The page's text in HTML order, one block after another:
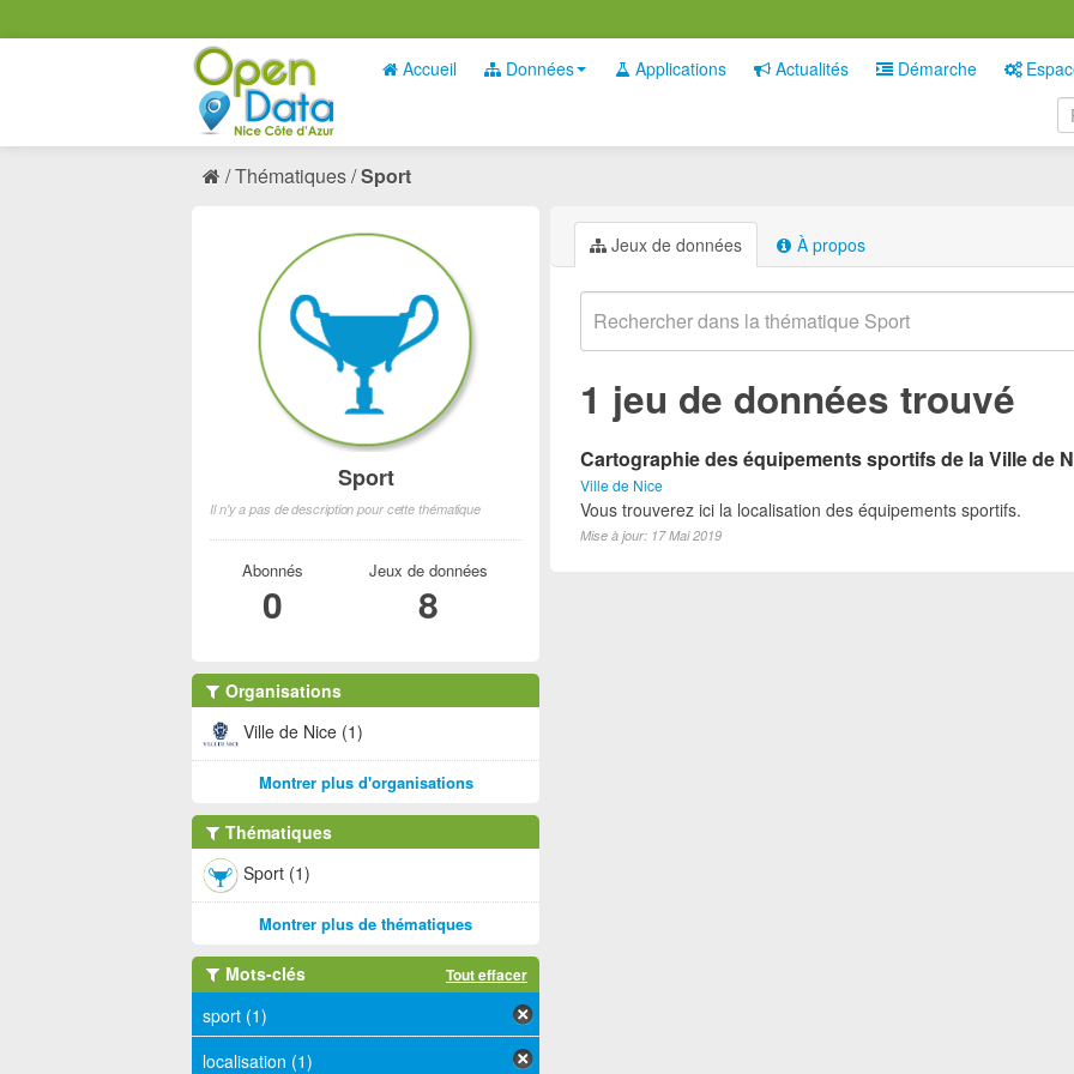
Accueil Données Applications Actualités Démarche
Thématiques Sport
Jeux de données À propos
1 jeu de données trouvé
Cartographie des équipements sportifs de la Ville de
Ville de Nice
Vous trouverez ici la localisation des équipements sportifs.
Mise à jour: 17 Mai 2019
Sport
Il n'y a pas de description pour cette thématique
Abonnés
0
Jeux de données
8
Organisations
Ville de Nice (1)
Montrer plus d'organisations
Thématiques
Sport (1)
Montrer plus de thématiques
Mots-clés Tout effacer
sport (1)
localisation (1)